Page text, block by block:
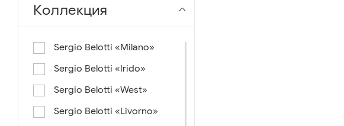
Коллекция
Sergio Belotti «Milano»
Sergio Belotti «Irido»
Sergio Belotti «West»
Sergio Belotti «Livorno»